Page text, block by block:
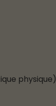
physique)